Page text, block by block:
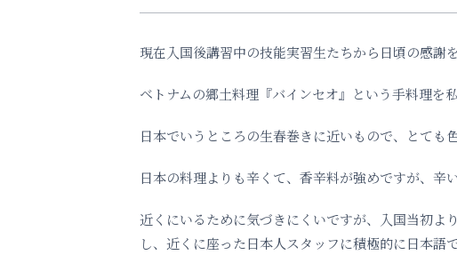
現在入国後講習中の技能実習生たちから日頃の感謝
ベトナムの郷土料理『バインセオ』という手料理
日本でいうところの生春巻きに近いもので、とても
日本の料理よりも辛くて、香辛料が強めですが、辛
近くにいるために気づきにくいですが、入国当初よ
し、近くに座った日本人スタッフに積極的に日本語